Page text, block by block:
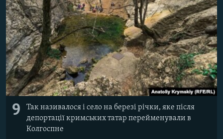
9
Так називалося і село на березі річки, яке після
депортації кримських татар перейменували в
Колгоспне